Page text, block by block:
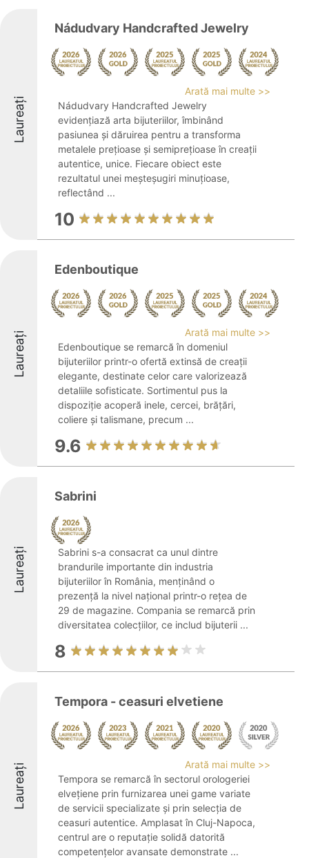
Laureați
Nádudvary Handcrafted Jewelry
Arată mai multe >>
Nádudvary Handcrafted Jewelry
evidențiază arta bijuteriilor, îmbinând
pasiunea și dăruirea pentru a transforma
metalele prețioase și semiprețioase în creații
autentice, unice. Fiecare obiect este
rezultatul unei meșteșugiri minuțioase,
reflectând ...
10
Laureați
Edenboutique
Arată mai multe >>
Edenboutique se remarcă în domeniul
bijuteriilor printr-o ofertă extinsă de creații
elegante, destinate celor care valorizează
detaliile sofisticate. Sortimentul pus la
dispoziție acoperă inele, cercei, brățări,
coliere și talismane, precum ...
9.6
Laureați
Sabrini
Sabrini s-a consacrat ca unul dintre
brandurile importante din industria
bijuteriilor în România, menținând o
prezență la nivel național printr-o rețea de
29 de magazine. Compania se remarcă prin
diversitatea colecțiilor, ce includ bijuterii ...
8
Laureați
Tempora - ceasuri elvetiene
Arată mai multe >>
Tempora se remarcă în sectorul orologeriei
elvețiene prin furnizarea unei game variate
de servicii specializate și prin selecția de
ceasuri autentice. Amplasat în Cluj-Napoca,
centrul are o reputație solidă datorită
competențelor avansate demonstrate ...